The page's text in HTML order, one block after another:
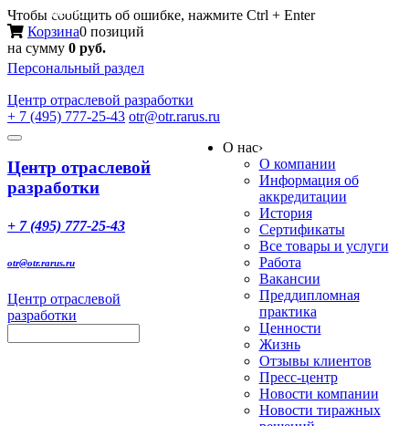
Чтобы сообщить об ошибке, нажмите Ctrl + Enter
Корзина0 позиций
на сумму 0 руб.
Персональный раздел
Центр отраслевой разработки
+ 7 (495) 777-25-43 otr@otr.rarus.ru
Toggle
Меню
Центр отраслевой
разработки
+ 7 (495) 777-25-43
otr@otr.rarus.ru
Центр отраслевой
разработки
О нас›
О компании
Информация об
аккредитации
История
Сертификаты
Все товары и услуги
Работа
Вакансии
Преддипломная
практика
Ценности
Жизнь
Отзывы клиентов
Пресс-центр
Новости компании
Новости тиражных